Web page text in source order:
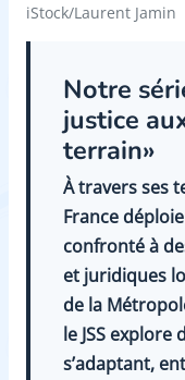
iStock/Laurent Jamin
Notre
justice
terrain»
À travers ses
France
confronté à
et juridiques
de la
le JSS
s’adaptant,